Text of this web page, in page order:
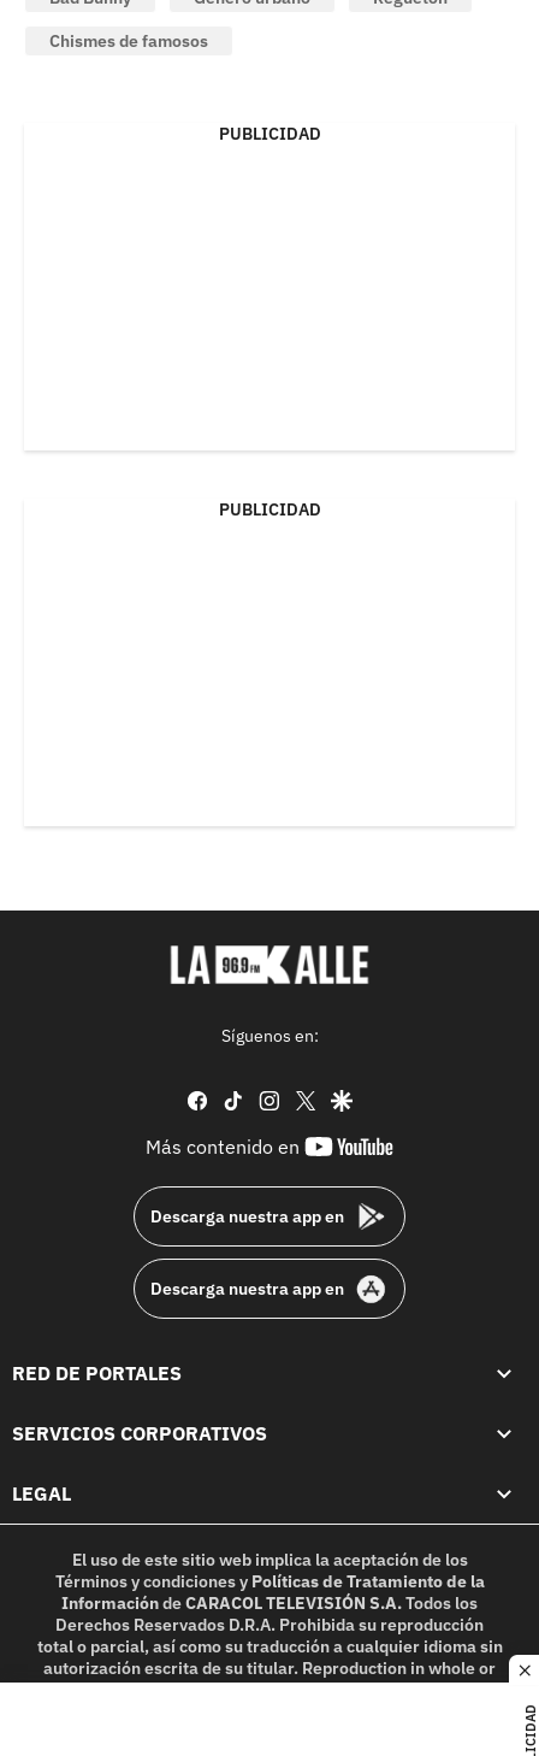
Chismes de famosos
PUBLICIDAD
PUBLICIDAD
Síguenos en:
facebook
tiktok instagram
twittergoogle
Más contenido en
youtube-
Descarga nuestra app en
Descarga nuestra app en
RED DE PORTALES
SERVICIOS CORPORATIVOS
LEGAL
El uso de este sitio web implica la aceptación de los
Términos y condicionesy Políticas de Tratamiento de la
InformacióndeCARACOL TELEVISIÓN S.A.Todos los
Derechos Reservados D.R.A. Prohibida su reproducción
total o parcial, así como su traducción a cualquier idioma sin
autorización escrita de su titular. Reproduction in whole or
in part, or translation without written permission is